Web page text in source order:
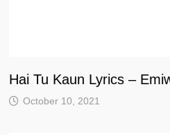
Hai Tu Kaun Lyrics –
October 10, 2021